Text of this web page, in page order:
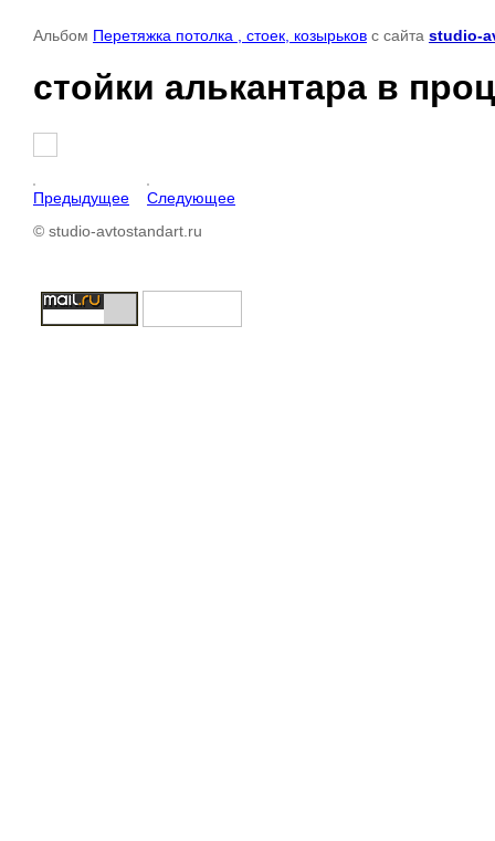
Альбом Перетяжка потолка , стоек, козырьков с сайта studio-
стойки алькантара в
Предыдущее
Следующее
© studio-avtostandart.ru